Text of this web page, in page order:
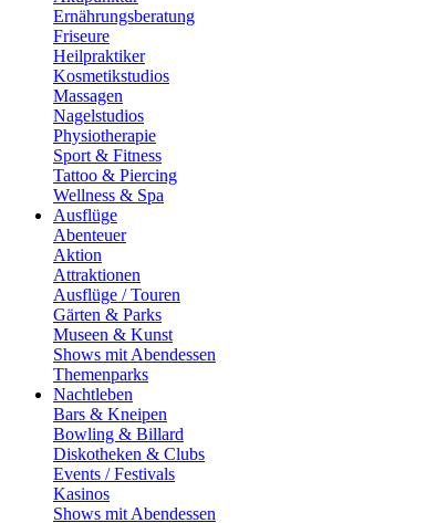
Ernährungsberatung
Friseure
Heilpraktiker
Kosmetikstudios
Massagen
Nagelstudios
Physiotherapie
Sport & Fitness
Tattoo & Piercing
Wellness & Spa
Ausflüge
Abenteuer
Aktion
Attraktionen
Ausflüge / Touren
Gärten & Parks
Museen & Kunst
Shows mit Abendessen
Themenparks
Nachtleben
Bars & Kneipen
Bowling & Billard
Diskotheken & Clubs
Events / Festivals
Kasinos
Shows mit Abendessen